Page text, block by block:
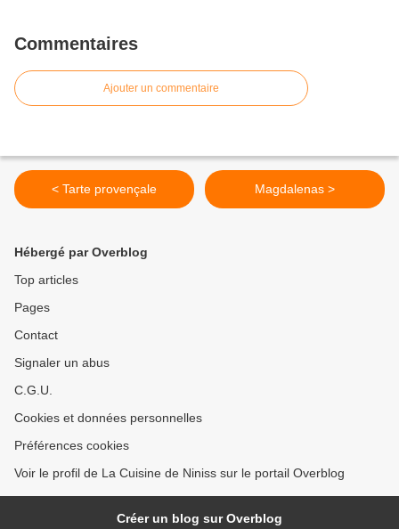
Commentaires
Ajouter un commentaire
< Tarte provençale Magdalenas >
Hébergé par Overblog
Top articles
Pages
Contact
Signaler un abus
C.G.U.
Cookies et données personnelles
Préférences cookies
Voir le profil de La Cuisine de Niniss sur le portail Overblog
Créer un blog sur Overblog